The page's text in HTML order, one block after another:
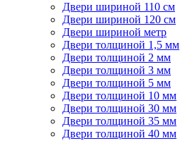
Двери шириной 110 см
Двери шириной 120 см
Двери шириной метр
Двери толщиной 1,5 мм
Двери толщиной 2 мм
Двери толщиной 3 мм
Двери толщиной 5 мм
Двери толщиной 10 мм
Двери толщиной 30 мм
Двери толщиной 35 мм
Двери толщиной 40 мм